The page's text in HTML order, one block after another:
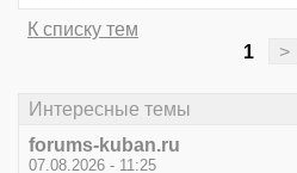
К списку тем
1
>
Интересные темы
forums-kuban.ru
07.08.2026 - 11:25